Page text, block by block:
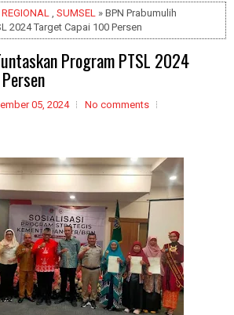
REGIONAL , SUMSEL » BPN Prabumulih
2024 Target Capai 100 Persen
Program PTSL 2024
05, 2024 No comments